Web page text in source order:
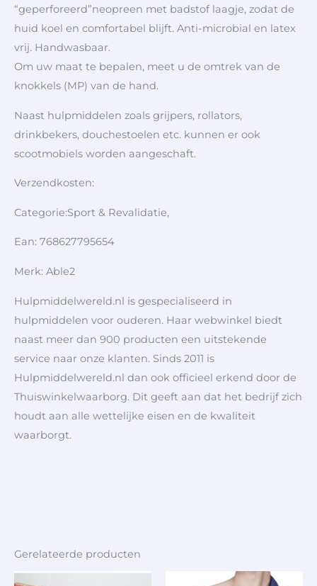
“geperforeerd”neopreen met badstof laagje, zodat de
huid koel en comfortabel blijft. Anti-microbial en latex
vrij. Handwasbaar.
Om uw maat te bepalen, meet u de omtrek van de
knokkels (MP) van de hand.
Naast hulpmiddelen zoals grijpers, rollators,
drinkbekers, douchestoelen etc. kunnen er ook
scootmobiels worden aangeschaft.
Verzendkosten:
Categorie:Sport & Revalidatie,
Ean: 768627795654
Merk: Able2
Hulpmiddelwereld.nl is gespecialiseerd in
hulpmiddelen voor ouderen. Haar webwinkel biedt
naast meer dan 900 producten een uitstekende
service naar onze klanten. Sinds 2011 is
Hulpmiddelwereld.nl dan ook officieel erkend door de
Thuiswinkelwaarborg. Dit geeft aan dat het bedrijf zich
houdt aan alle wettelijke eisen en de kwaliteit
waarborgt.
Gerelateerde producten